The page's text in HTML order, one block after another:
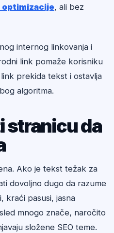
optimizacije, ali bez
internog linkovanja i
link pomaže korisniku
prekida tekst i ostavlja
algoritma.
stranicu da
Ako je tekst težak za
dovoljno dugo da razume
kraći pasusi, jasna
mnogo znače, naročito
složene SEO teme.